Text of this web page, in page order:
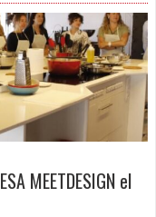
MEETDESIGN el